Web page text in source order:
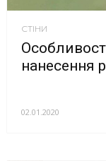
СТІНИ
нанесення
02.01.2020